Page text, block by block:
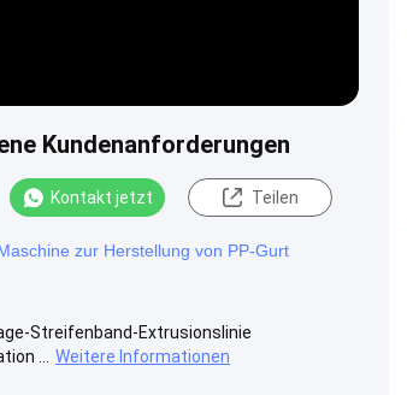
Kundenanforderungen
Kontakt jetzt Teilen
zur Herstellung von PP-Gurt
Streifenband-Extrusionslinie
...
Weitere Informationen